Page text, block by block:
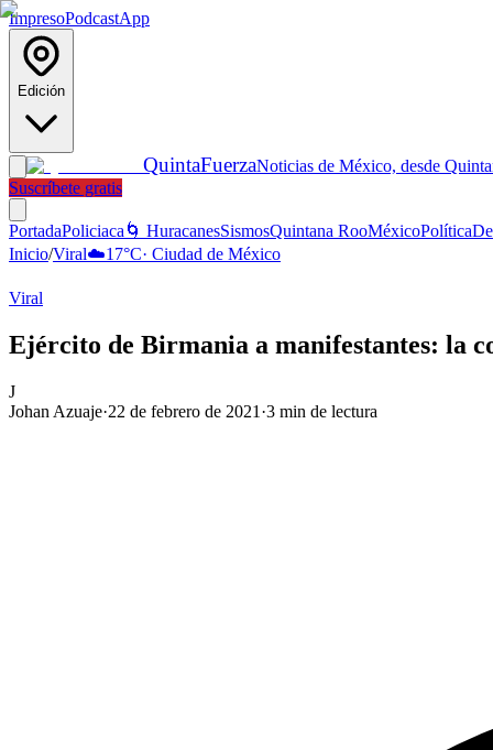
ImpresoPodcastApp
Edición
QuintaFuerzaNoticias de México, desde
Suscríbete gratis
PortadaPoliciaca 🌀 HuracanesSismosQuintana RooMéxicoPolítica
Inicio/Viral☁️17°C· Ciudad de México
Viral
Ejército de Birmania a manifestantes: la
J
Johan Azuaje·22 de febrero de 2021 ·3 min de lectura